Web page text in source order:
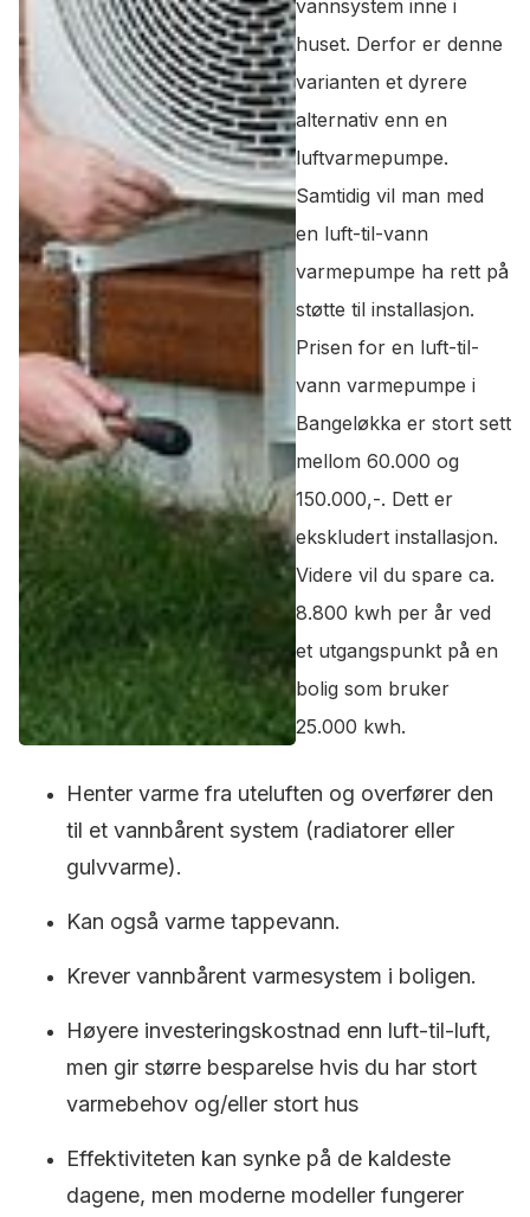
vannsystem inne i
huset. Derfor er denne
varianten et dyrere
alternativ enn en
luftvarmepumpe.
Samtidig vil man med
en luft-til-vann
varmepumpe ha rett på
støtte til installasjon.
Prisen for en luft-til-
vann varmepumpe i
Bangeløkka er stort sett
mellom 60.000 og
150.000,-. Dett er
ekskludert installasjon.
Videre vil du spare ca.
8.800 kwh per år ved
et utgangspunkt på en
bolig som bruker
25.000 kwh.
Henter varme fra uteluften og overfører den
til et vannbårent system (radiatorer eller
gulvvarme).
Kan også varme tappevann.
Krever vannbårent varmesystem i boligen.
Høyere investeringskostnad enn luft-til-luft,
men gir større besparelse hvis du har stort
varmebehov og/eller stort hus
Effektiviteten kan synke på de kaldeste
dagene, men moderne modeller fungerer